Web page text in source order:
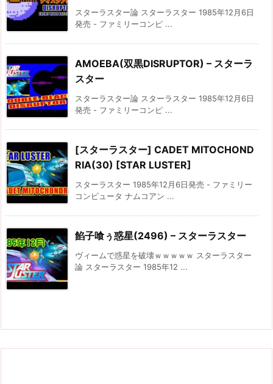
スターラスター論 スターラスター 1985年12月6日
発売 - ファミリーコンピ ...
AMOEBA(双黒DISRUPTOR) – スターラ
スター
スターラスター論 スターラスター 1985年12月6日
発売 - ファミリーコンピ ...
[スターラスター] CADET MITOCHOND
RIA(30) [STAR LUSTER]
スターラスター 1985年12月6日発売 - ファミリー
コンピュータ ナムコアン ...
餡子喰ぅ惑星(2496) – スターラスター
ヴィームで惑星を破壊ｗｗｗｗｗ スターラスター
論 スターラスター 1985年12 ...